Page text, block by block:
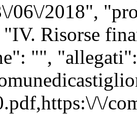
06\/2018",
Risorse
"", "allegati":
\/